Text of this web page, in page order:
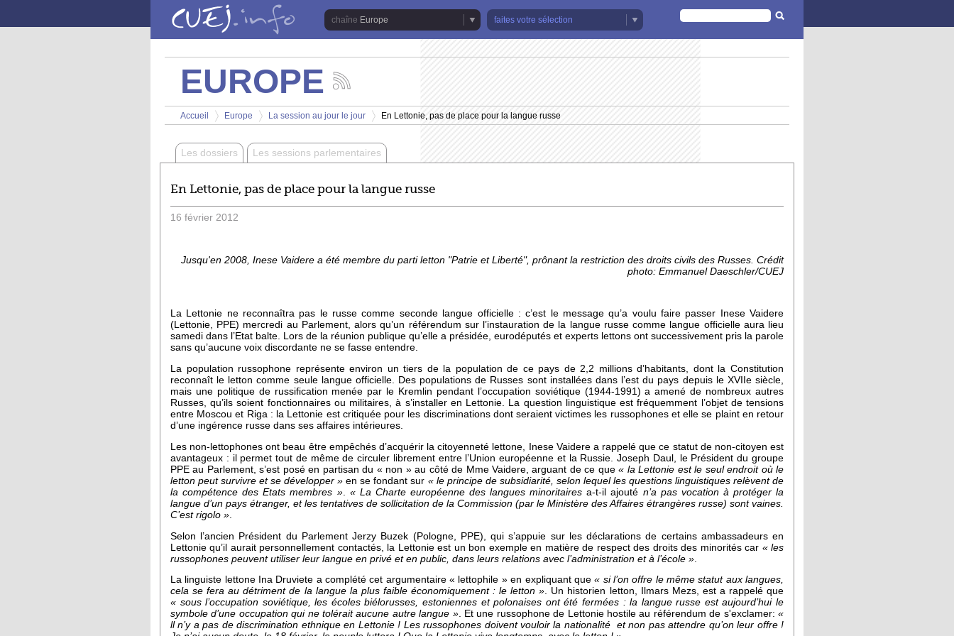
Europe
faites votre sélection
FORMULAIRE
DE
RECHERCHE
EUROPE
les
actualités
de
chaîne
Europe
Vous êtes ici
Accueil
>
Europe
>
La session au jour le jour
>
En Lettonie, pas de place pour la langue russe
Les dossiers Les sessions parlementaires
En Lettonie, pas de place pour la langue russe
16 février 2012
Jusqu'en 2008, Inese Vaidere a été membre du parti letton "Patrie et Liberté", prônant la restriction des droits civils des Russes. Crédit
photo: Emmanuel Daeschler/CUEJ
La Lettonie ne reconnaîtra pas le russe comme seconde langue officielle : c’est le message qu’a voulu faire passer Inese Vaidere
(Lettonie, PPE) mercredi au Parlement, alors qu’un référendum sur l’instauration de la langue russe comme langue officielle aura lieu
samedi dans l’Etat balte. Lors de la réunion publique qu’elle a présidée, eurodéputés et experts lettons ont successivement pris la parole
sans qu’aucune voix discordante ne se fasse entendre.
La population russophone représente environ un tiers de la population de ce pays de 2,2 millions d’habitants, dont la Constitution
reconnaît le letton comme seule langue officielle. Des populations de Russes sont installées dans l’est du pays depuis le XVIIe siècle,
mais une politique de russification menée par le Kremlin pendant l’occupation soviétique (1944-1991) a amené de nombreux autres
Russes, qu’ils soient fonctionnaires ou militaires, à s’installer en Lettonie. La question linguistique est fréquemment l’objet de tensions
entre Moscou et Riga : la Lettonie est critiquée pour les discriminations dont seraient victimes les russophones et elle se plaint en retour
d’une ingérence russe dans ses affaires intérieures.
Les non-lettophones ont beau être empêchés d’acquérir la citoyenneté lettone, Inese Vaidere a rappelé que ce statut de non-citoyen est
avantageux : il permet tout de même de circuler librement entre l’Union européenne et la Russie. Joseph Daul, le Président du groupe
PPE au Parlement, s’est posé en partisan du « non » au côté de Mme Vaidere, arguant de ce que« la Lettonie est le seul endroit où le
letton peut survivre et se développer » en se fondant sur « le principe de subsidiarité, selon lequel les questions linguistiques relèvent de
la compétence des Etats membres ». « La Charte européenne des langues minoritaires a-t-il ajouté n’a pas vocation à protéger la
langue d’un pays étranger, et les tentatives de sollicitation de la Commission (par le Ministère des Affaires étrangères russe) sont vaines.
C’est rigolo »
Selon l’ancien Président du Parlement Jerzy Buzek (Pologne, PPE), qui s’appuie sur les déclarations de certains ambassadeurs en
Lettonie qu’il aurait personnellement contactés, la Lettonie est un bon exemple en matière de respect des droits des minorités car « les
russophones peuvent utiliser leur langue en privé et en public, dans leurs relations avec l’administration et à l’école »
La linguiste lettone Ina Druviete a complété cet argumentaire « lettophile » en expliquant que« si l’on offre le même statut aux langues,
cela se fera au détriment de la langue la plus faible économiquement : le letton ». Un historien letton, Ilmars Mezs, est a rappelé que
« sous l’occupation soviétique, les écoles biélorusses, estoniennes et polonaises ont été fermées : la langue russe est aujourd’hui le
symbole d’une occupation qui ne tolérait aucune autre langue ». Et une russophone de Lettonie hostile au référendum de s'exclamer:«
ll n’y a pas de discrimination ethnique en Lettonie ! Les russophones doivent vouloir la nationalité et non pas attendre qu’on leur offre !